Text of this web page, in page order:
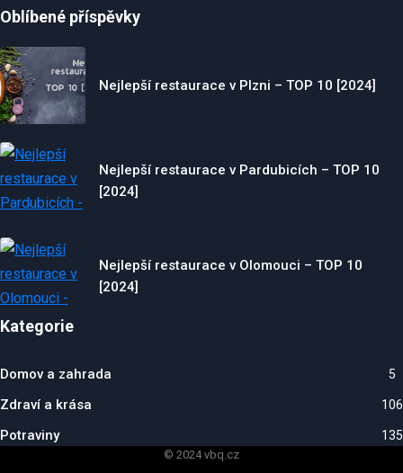
Oblíbené příspěvky
Nejlepší restaurace v Plzni – TOP 10 [2024]
Nejlepší restaurace v Pardubicích – TOP 10
[2024]
Nejlepší restaurace v Olomouci – TOP 10
[2024]
Kategorie
Domov a zahrada 5
Zdraví a krása 106
Potraviny 135
© 2024 vbq.cz